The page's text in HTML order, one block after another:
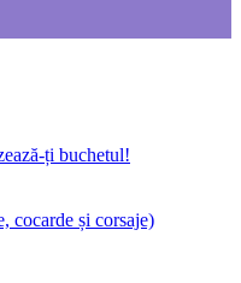
ți buchetul!
cocarde și corsaje)